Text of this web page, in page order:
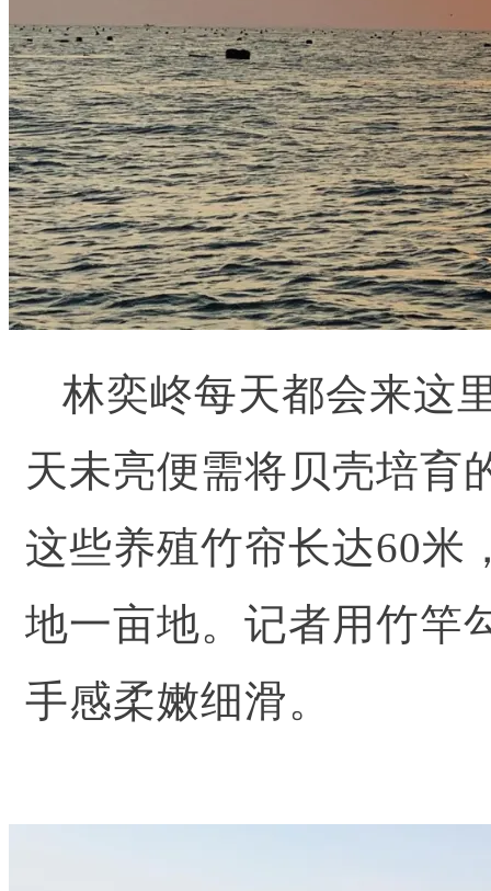
林奕峂每天都会来这
天未亮便需将贝壳培育
这些养殖竹帘长达60米
地一亩地。 记者用竹竿
手感柔嫩细滑。